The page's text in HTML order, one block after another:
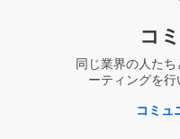
コ
同じ業界の人た
ーティングを
コミュ